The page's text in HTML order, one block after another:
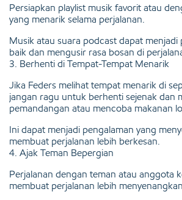
Persiapkan playlist musik favorit atau
yang menarik selama perjalanan.
Musik atau suara podcast dapat menjadi
baik dan mengusir rasa bosan di
3. Berhenti di Tempat-Tempat Menarik
Jika Feders melihat tempat menarik di
jangan ragu untuk berhenti sejenak dan
pemandangan atau mencoba makanan
Ini dapat menjadi pengalaman yang
membuat perjalanan lebih berkesan.
4. Ajak Teman Bepergian
Perjalanan dengan teman atau anggota
membuat perjalanan lebih menyenangkan.